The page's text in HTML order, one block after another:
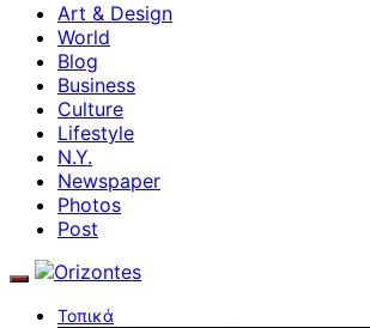
Art & Design
World
Blog
Business
Culture
Lifestyle
N.Y.
Newspaper
Photos
Post
Τοπικά